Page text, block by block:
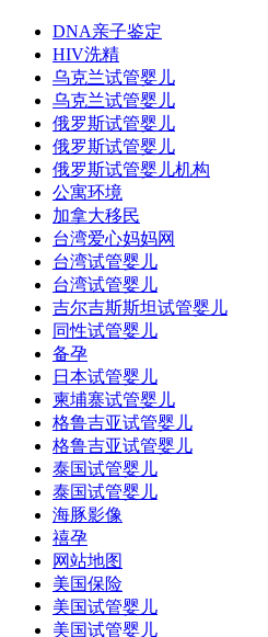
DNA亲子鉴定
HIV洗精
乌克兰试管婴儿
乌克兰试管婴儿
俄罗斯试管婴儿
俄罗斯试管婴儿
俄罗斯试管婴儿机构
公寓环境
加拿大移民
台湾爱心妈妈网
台湾试管婴儿
台湾试管婴儿
吉尔吉斯斯坦试管婴儿
同性试管婴儿
备孕
日本试管婴儿
柬埔寨试管婴儿
格鲁吉亚试管婴儿
格鲁吉亚试管婴儿
泰国试管婴儿
泰国试管婴儿
海豚影像
禧孕
网站地图
美国保险
美国试管婴儿
美国试管婴儿